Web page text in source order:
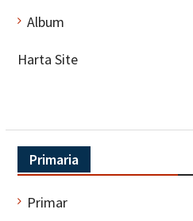
Album
Harta Site
Primaria
Primar